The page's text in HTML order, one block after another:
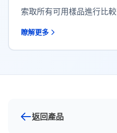
索取所有可用樣品進行比較
瞭解更多
返回產品